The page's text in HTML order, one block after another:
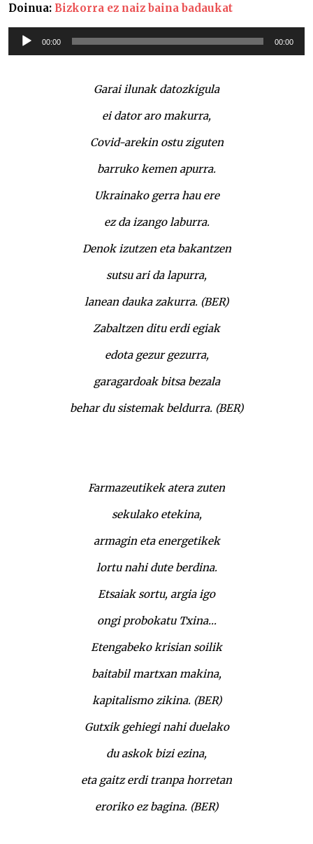
Doinua: Bizkorra ez naiz baina badaukat
Soinu
erreproduzigailua
00:00 00:00
Garai ilunak datozkigula
ei dator aro makurra,
Covid-arekin ostu ziguten
barruko kemen apurra.
Ukrainako gerra hau ere
ez da izango laburra.
Denok izutzen eta bakantzen
sutsu ari da lapurra,
lanean dauka zakurra. (BER)
Zabaltzen ditu erdi egiak
edota gezur gezurra,
garagardoak bitsa bezala
behar du sistemak beldurra. (BER)
Farmazeutikek atera zuten
sekulako etekina,
armagin eta energetikek
lortu nahi dute berdina.
Etsaiak sortu, argia igo
ongi probokatu Txina…
Etengabeko krisian soilik
baitabil martxan makina,
kapitalismo zikina. (BER)
Gutxik gehiegi nahi duelako
du askok bizi ezina,
eta gaitz erdi tranpa horretan
eroriko ez bagina. (BER)